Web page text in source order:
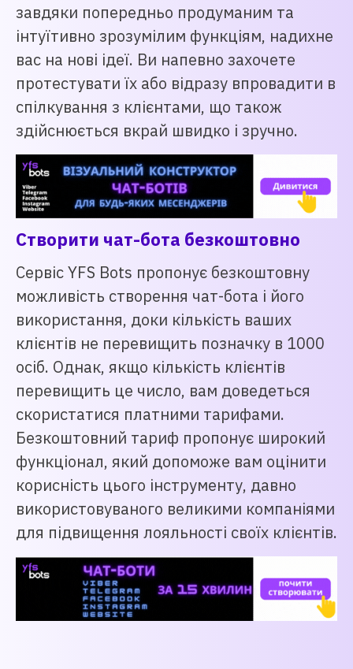
завдяки попередньо продуманим та
інтуїтивно зрозумілим функціям, надихне
вас на нові ідеї. Ви напевно захочете
протестувати їх або відразу впровадити в
спілкування з клієнтами, що також
здійснюється вкрай швидко і зручно.
Створити чат-бота безкоштовно
Сервіс YFS Bots пропонує безкоштовну
можливість створення чат-бота і його
використання, доки кількість ваших
клієнтів не перевищить позначку в 1000
осіб. Однак, якщо кількість клієнтів
перевищить це число, вам доведеться
скористатися платними тарифами.
Безкоштовний тариф пропонує широкий
функціонал, який допоможе вам оцінити
корисність цього інструменту, давно
використовуваного великими компаніями
для підвищення лояльності своїх клієнтів.